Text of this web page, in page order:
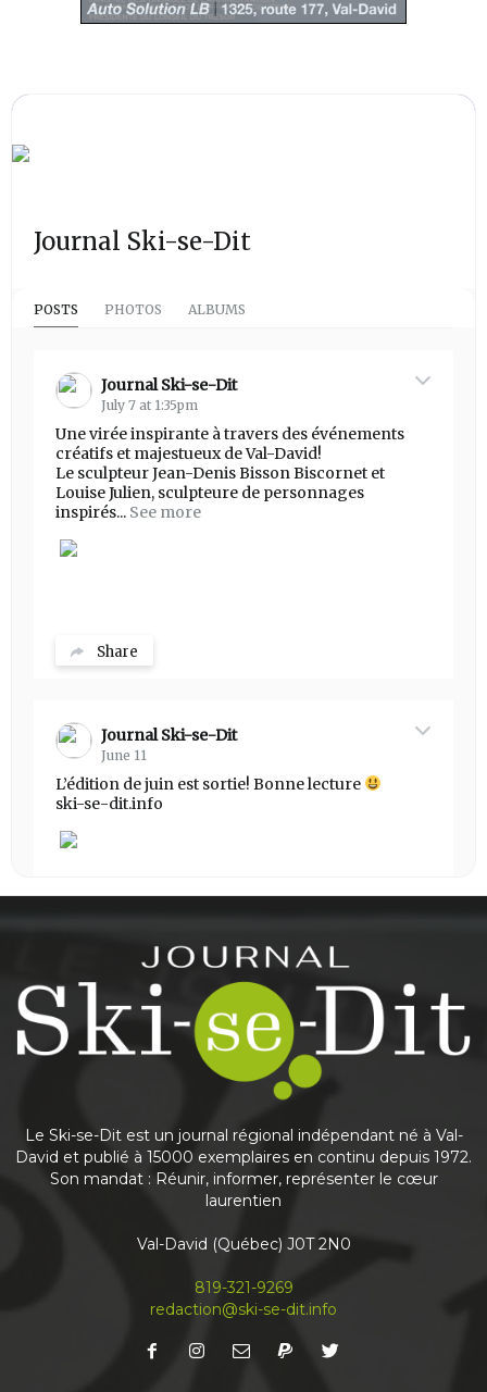
Journal Ski-se-Dit
POSTS PHOTOS ALBUMS
Journal Ski-se-Dit
July 7 at 1:35pm
Une virée inspirante à travers des événements
créatifs et majestueux de Val-David!
Le sculpteur Jean-Denis Bisson Biscornet et
Louise Julien, sculpteure de personnages
inspirés... See more
Share
Journal Ski-se-Dit
June 11
L’édition de juin est sortie! Bonne lecture
ski-se-dit.info
Journal Ski-se-Dit
May 25
This content isn't available right now
Journal Ski-se-Dit
Nouvelle édition du journal
infolettre mensuelle pour recevoir votre Ski-se-
Dit avant même qu’il sorte de l’imprimerie
Le Ski-se-Dit est un journal régional indépendant né à Val-
David et publié à 15000 exemplaires en continu depuis 1972.
Son mandat : Réunir, informer, représenter le cœur
laurentien
Val-David (Québec) J0T 2N0
819-321-9269
redaction@ski-se-dit.info